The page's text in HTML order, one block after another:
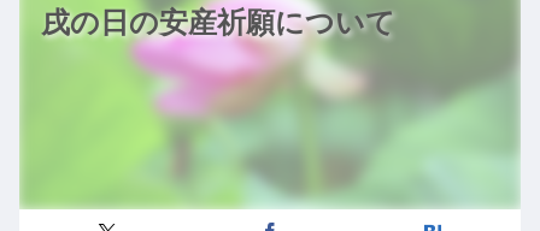
戌の日の安産祈願について